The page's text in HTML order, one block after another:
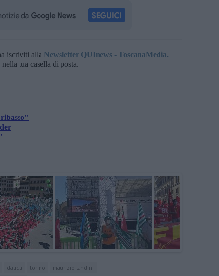
iscriviti alla Newsletter QUInews - ToscanaMedia.
tua casella di posta.
dalida torino maurizio landini